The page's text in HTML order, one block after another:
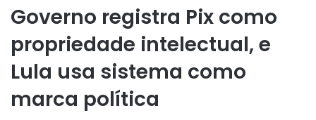
Governo registra Pix como
propriedade intelectual, e
Lula usa sistema como
marca política